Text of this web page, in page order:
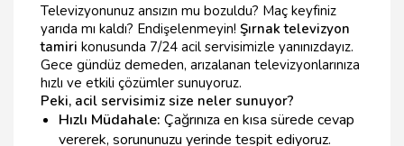
Televizyonunuz ansızın mu bozuldu? Maç keyfiniz
yarıda mı kaldı? Endişelenmeyin! Şırnak televizyon
tamiri konusunda 7/24 acil servisimizle yanınızdayız.
Gece gündüz demeden, arızalanan televizyonlarınıza
hızlı ve etkili çözümler sunuyoruz.
Peki, acil servisimiz size neler sunuyor?
Hızlı Müdahale: Çağrınıza en kısa sürede cevap
vererek, sorununuzu yerinde tespit ediyoruz.